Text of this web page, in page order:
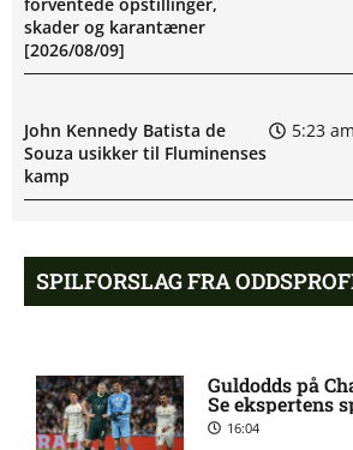
skader og karantæner
[2026/08/09]
John Kennedy Batista de
Souza usikker til Fluminenses
kamp
5:23 am
Newcastle afviser Manchester
United-jagt
8:46
henter Fulham-profil
SPILFORSLAG FRA
Guldodds på
Se ekspertens
16:04